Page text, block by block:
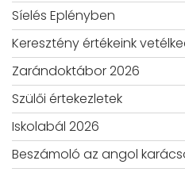
Síelés Eplényben
Keresztény értékeink
Zarándoktábor 2026
Szülői értekezletek
Iskolabál 2026
Beszámoló az angol